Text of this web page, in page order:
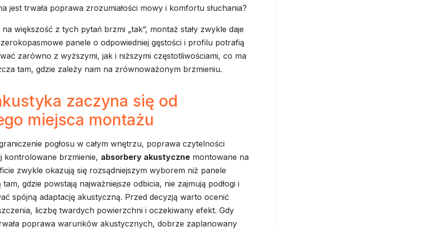
jest trwała poprawa zrozumiałości mowy i komfortu słuchania?
większość z tych pytań brzmi „tak”, montaż stały zwykle daje
panele o odpowiedniej gęstości i profilu potrafią
zarówno z wyższymi, jak i niższymi częstotliwościami, co ma
tam, gdzie zależy nam na zrównoważonym brzmieniu.
zaczyna się od
miejsca montażu
pogłosu w całym wnętrzu, poprawa czytelności
kontrolowane brzmienie, absorbery akustyczne montowane na
zwykle okazują się rozsądniejszym wyborem niż panele
gdzie powstają najważniejsze odbicia, nie zajmują podłogi i
spójną adaptację akustyczną. Przed decyzją warto ocenić
liczbę twardych powierzchni i oczekiwany efekt. Gdy
poprawa warunków akustycznych, dobrze zaplanowany